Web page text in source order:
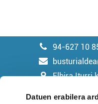
Datuen erabilera
94-627 10
Elbira Iturri